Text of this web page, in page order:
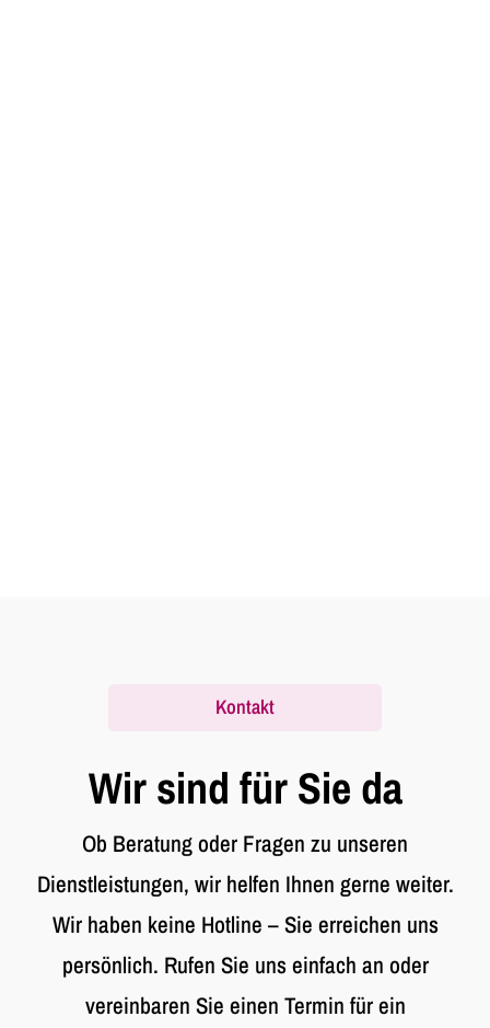
Kontakt
Wir sind für Sie da
Ob Beratung oder Fragen zu unseren
Dienstleistungen, wir helfen Ihnen gerne weiter.
Wir haben keine Hotline – Sie erreichen uns
persönlich. Rufen Sie uns einfach an oder
vereinbaren Sie einen Termin für ein